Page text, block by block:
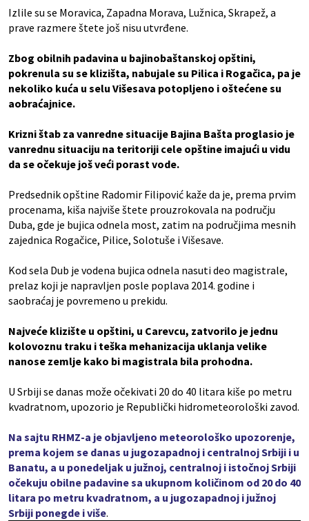
Izlile su se Moravica, Zapadna Morava, Lužnica, Skrapež, a
prave razmere štete još nisu utvrđene.
Zbog obilnih padavina u bajinobaštanskoj opštini,
pokrenula su se klizišta, nabujale su Pilica i Rogačica, pa je
nekoliko kuća u selu Višesava potopljeno i oštećene su
aobraćajnice.
Krizni štab za vanredne situacije Bajina Bašta proglasio je
vanrednu situaciju na teritoriji cele opštine imajući u vidu
da se očekuje još veći porast vode.
Predsednik opštine Radomir Filipović kaže da je, prema prvim
procenama, kiša najviše štete prouzrokovala na području
Duba, gde je bujica odnela most, zatim na područjima mesnih
zajednica Rogačice, Pilice, Solotuše i Višesave.
Kod sela Dub je vodena bujica odnela nasuti deo magistrale,
prelaz koji je napravljen posle poplava 2014. godine i
saobraćaj je povremeno u prekidu.
Najveće klizište u opštini, u Carevcu, zatvorilo je jednu
kolovoznu traku i teška mehanizacija uklanja velike
nanose zemlje kako bi magistrala bila prohodna.
U Srbiji se danas može očekivati 20 do 40 litara kiše po metru
kvadratnom, upozorio je Republički hidrometeorološki zavod.
Na sajtu RHMZ-a je objavljeno meteorološko upozorenje,
prema kojem se danas u jugozapadnoj i centralnoj Srbiji i u
Banatu, a u ponedeljak u južnoj, centralnoj i istočnoj Srbiji
očekuju obilne padavine sa ukupnom količinom od 20 do 40
litara po metru kvadratnom, a u jugozapadnoj i južnoj
Srbiji ponegde i više.